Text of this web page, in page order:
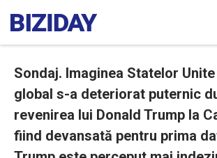
Sondaj. Imaginea Statelor
global s-a deteriorat puternic
revenirea lui Donald Trump la
fiind devansată pentru prima